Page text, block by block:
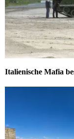
Italienische Mafia